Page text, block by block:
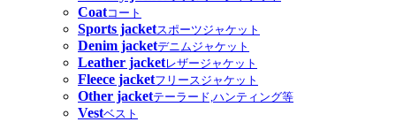
Coatコート
Sports jacketスポーツジャケット
Denim jacketデニムジャケット
Leather jacketレザージャケット
Fleece jacketフリースジャケット
Other jacketテーラード,ハンティング等
Vestベスト